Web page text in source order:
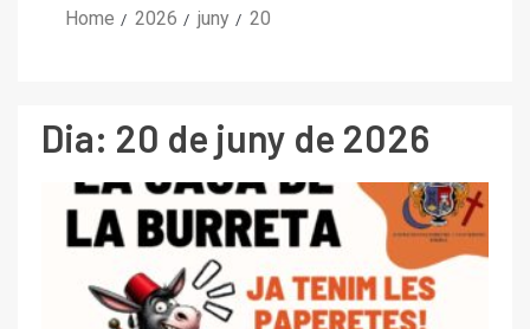
Home 2026 juny 20
Dia: 20 de juny de 2026